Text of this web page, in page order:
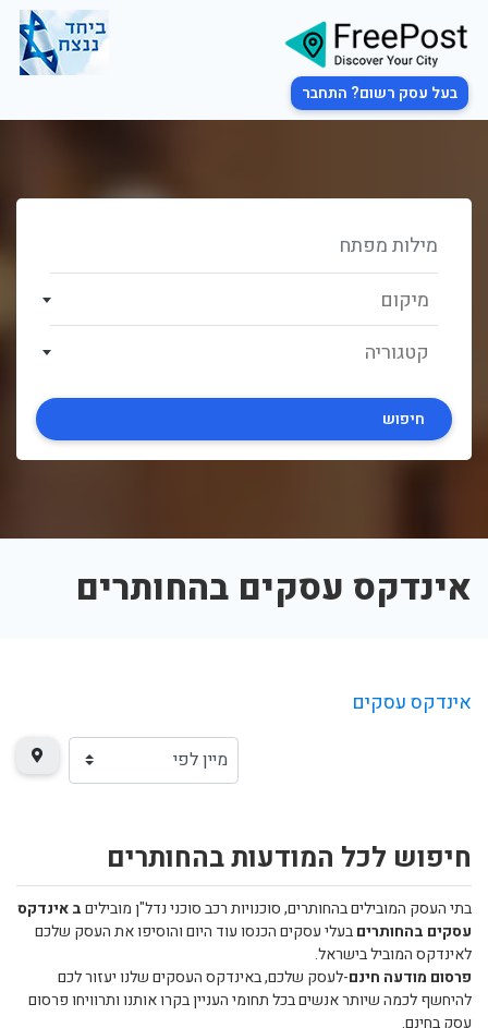
בעל עסק רשום? התחבר
מיקום
קטגוריה
חיפוש
אינדקס עסקים בהחותרים
אינדקס עסקים
חיפוש לכל המודעות בהחותרים
בתי העסק המובילים בהחותרים, סוכנויות רכב סוכני נדל"ן מוביליםב אינדקס
עסקים בהחותריםבעלי עסקים הכנסו עוד היום והוסיפו את העסק שלכם
לאינדקס המוביל בישראל.
פרסום מודעה חינם-לעסק שלכם, באינדקס העסקים שלנו יעזור לכם
להיחשף לכמה שיותר אנשים בכל תחומי העניין בקרו אותנו ותרוויחו פרסום
עסק בחינם.